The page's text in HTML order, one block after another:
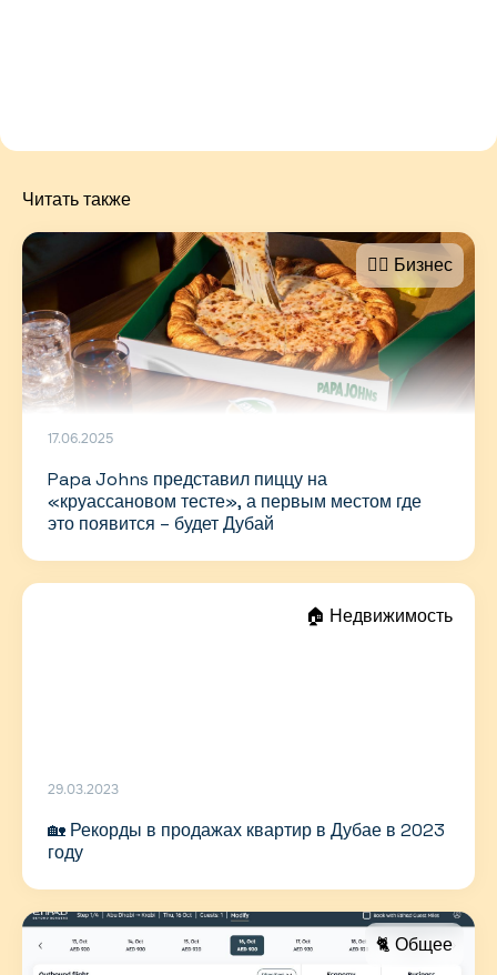
Читать также
🤵‍♂️ Бизнес
17.06.2025
Papa Johns представил пиццу на
«круассановом тесте», а первым местом где
это появится – будет Дубай
🏠 Недвижимость
29.03.2023
🏡 Рекорды в продажах квартир в Дубае в 2023
году
🐈 Общее